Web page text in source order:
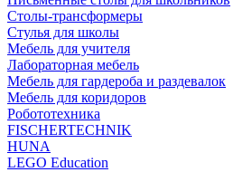
Столы-трансформеры
Стулья для школы
Мебель для учителя
Лабораторная мебель
Мебель для гардероба и раздевалок
Мебель для коридоров
Робототехника
FISCHERTECHNIK
HUNA
LEGO Education